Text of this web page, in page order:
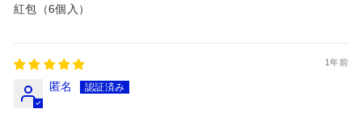
紅包（6個入）
1年前
匿名